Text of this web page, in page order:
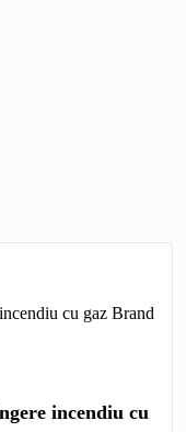
incendiu cu